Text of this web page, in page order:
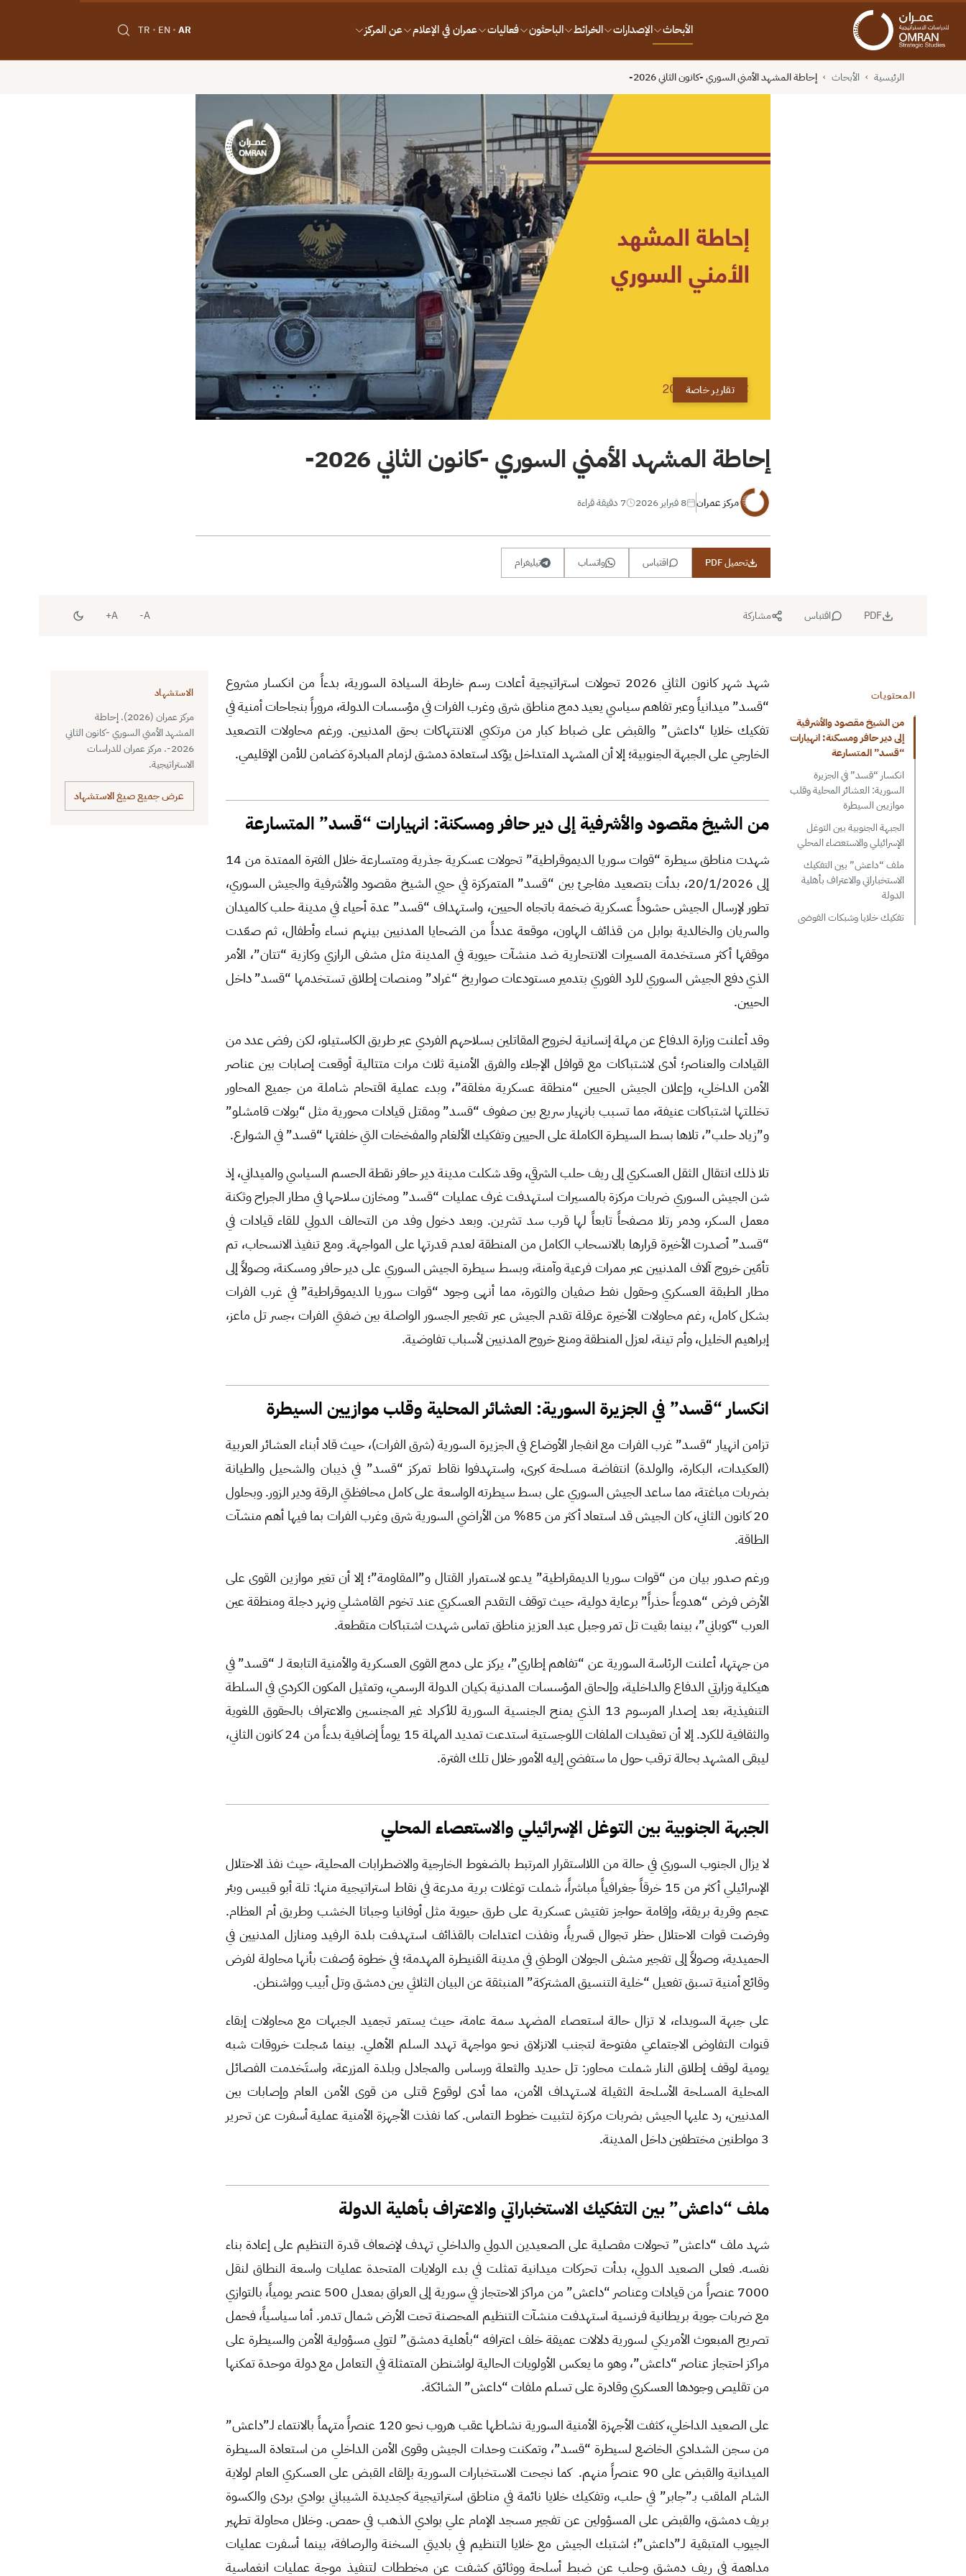
الأبحاث الإصدارات الخرائط الباحثون فعاليات عمران في الإعلام عن المركز AR
EN
TR
الرئيسية › الأبحاث › إحاطة المشهد الأمني السوري -كانون الثاني 2026-
تقارير خاصة
إحاطة المشهد الأمني السوري -كانون الثاني 2026-
مركز عمران 8 فبراير 2026 7 دقيقة قراءة
تحميل PDF اقتباس واتساب تيليغرام
PDF اقتباس مشاركة A-
A+
المحتويات
من الشيخ مقصود والأشرفية
إلى دير حافر ومسكنة: انهيارات
“قسد” المتسارعة
انكسار “قسد” في الجزيرة
السورية: العشائر المحلية وقلب
موازيين السيطرة
الجبهة الجنوبية بين التوغل
الإسرائيلي والاستعصاء المحلي
ملف “داعش” بين التفكيك
الاستخباراتي والاعتراف بأهلية
الدولة
تفكيك خلايا وشبكات الفوضى
شهد شهر كانون الثاني 2026 تحولات استراتيجية أعادت رسم خارطة السيادة السورية، بدءاً من انكسار مشروع
“قسد” ميدانياً وعبر تفاهم سياسي يعيد دمج مناطق شرق وغرب الفرات في مؤسسات الدولة، مروراً بنجاحات أمنية في
تفكيك خلايا “داعش” والقبض على ضباط كبار من مرتكبي الانتتهاكات بحق المدنيين. ورغم محاولات التصعيد
الخارجي على الجبهة الجنوبية؛ إلا أن المشهد المتداخل يؤكد استعادة دمشق لزمام المبادرة كضامن للأمن الإقليمي.
من الشيخ مقصود والأشرفية إلى دير حافر ومسكنة: انهيارات “قسد” المتسارعة
شهدت مناطق سيطرة “قوات سوريا الديموقراطية” تحولات عسكرية جذرية ومتسارعة خلال الفترة الممتدة من 14
إلى 20/1/2026، بدأت بتصعيد مفاجئ بين “قسد” المتمركزة في حيي الشيخ مقصود والأشرفية والجيش السوري،
تطور لإرسال الجيش حشوداً عسكرية ضخمة باتجاه الحيين، واستهداف “قسد” عدة أحياء في مدينة حلب كالميدان
والسريان والخالدية بوابل من قذائف الهاون، موقعة عدداً من الضحايا المدنيين بينهم نساء وأطفال، ثم صعّدت
موقفها أكثر مستخدمة المسيرات الانتحارية ضد منشآت حيوية في المدينة مثل مشفى الرازي وكازية “تتان”، الأمر
الذي دفع الجيش السوري للرد الفوري بتدمير مستودعات صواريخ “غراد” ومنصات إطلاق تستخدمها “قسد” داخل
الحيين.
وقد أعلنت وزارة الدفاع عن مهلة إنسانية لخروج المقاتلين بسلاحهم الفردي عبر طريق الكاستيلو، لكن رفض عدد من
القيادات والعناصر؛ أدى لاشتباكات مع قوافل الإجلاء والفرق الأمنية ثلاث مرات متتالية أوقعت إصابات بين عناصر
الأمن الداخلي، وإعلان الجيش الحيين “منطقة عسكرية مغلقة”، وبدء عملية اقتحام شاملة من جميع المحاور
تخللتها اشتباكات عنيفة، مما تسبب بانهيار سريع بين صفوف “قسد” ومقتل قيادات محورية مثل “بولات قامشلو”
و”زياد حلب”، تلاها بسط السيطرة الكاملة على الحيين وتفكيك الألغام والمفخخات التي خلفتها “قسد” في الشوارع.
تلا ذلك انتقال الثقل العسكري إلى ريف حلب الشرقي، وقد شكلت مدينة دير حافر نقطة الحسم السياسي والميداني، إذ
شن الجيش السوري ضربات مركزة بالمسيرات استهدفت غرف عمليات “قسد” ومخازن سلاحها في مطار الجراح وثكنة
معمل السكر، ودمر رتلا مصفحاً تابعاً لها قرب سد تشرين. وبعد دخول وفد من التحالف الدولي للقاء قيادات في
“قسد” أصدرت الأخيرة قرارها بالانسحاب الكامل من المنطقة لعدم قدرتها على المواجهة. ومع تنفيذ الانسحاب، تم
تأمّين خروج آلاف المدنيين عبر ممرات فرعية وآمنة، وبسط سيطرة الجيش السوري على دير حافر ومسكنة، وصولاً إلى
مطار الطبقة العسكري وحقول نفط صفيان والثورة، مما أنهى وجود “قوات سوريا الديموقراطية” في غرب الفرات
بشكل كامل، رغم محاولات الأخيرة عرقلة تقدم الجيش عبر تفجير الجسور الواصلة بين ضفتي الفرات ،جسر تل ماعز،
إبراهيم الخليل، وأم تينة، لعزل المنطقة ومنع خروج المدنيين لأسباب تفاوضية.
انكسار “قسد” في الجزيرة السورية: العشائر المحلية وقلب موازيين السيطرة
تزامن انهيار “قسد” غرب الفرات مع انفجار الأوضاع في الجزيرة السورية (شرق الفرات)، حيث قاد أبناء العشائر العربية
(العكيدات، البكارة، والولدة) انتفاضة مسلحة كبرى، واستهدفوا نقاط تمركز “قسد” في ذيبان والشحيل والطيانة
بضربات مباغتة، مما ساعد الجيش السوري على بسط سيطرته الواسعة على كامل محافظتي الرقة ودير الزور. وبحلول
20 كانون الثاني، كان الجيش قد استعاد أكثر من 85% من الأراضي السورية شرق وغرب الفرات بما فيها أهم منشآت
الطاقة.
ورغم صدور بيان من “قوات سوريا الديمقراطية” يدعو لاستمرار القتال و”المقاومة”؛ إلا أن تغير موازين القوى على
الأرض فرض “هدوءاً حذراً” برعاية دولية، حيث توقف التقدم العسكري عند تخوم القامشلي ونهر دجلة ومنطقة عين
العرب “كوباني”، بينما بقيت تل تمر وجبل عبد العزيز مناطق تماس شهدت اشتباكات متقطعة.
من جهتها، أعلنت الرئاسة السورية عن “تفاهم إطاري”، يركز على دمج القوى العسكرية والأمنية التابعة لـ “قسد” في
هيكلية وزارتي الدفاع والداخلية، وإلحاق المؤسسات المدنية بكيان الدولة الرسمي، وتمثيل المكون الكردي في السلطة
التنفيذية، بعد إصدار المرسوم 13 الذي يمنح الجنسية السورية للأكراد غير المجنسين والاعتراف بالحقوق اللغوية
والثقافية للكرد. إلا أن تعقيدات الملفات اللوجستية استدعت تمديد المهلة 15 يوماً إضافية بدءاً من 24 كانون الثاني،
ليبقى المشهد بحالة ترقب حول ما ستفضي إليه الأمور خلال تلك الفترة.
الجبهة الجنوبية بين التوغل الإسرائيلي والاستعصاء المحلي
لا يزال الجنوب السوري في حالة من اللااستقرار المرتبط بالضغوط الخارجية والاضطرابات المحلية، حيث نفذ الاحتلال
الإسرائيلي أكثر من 15 خرقاً جغرافياً مباشراً، شملت توغلات برية مدرعة في نقاط استراتيجية منها: تلة أبو قبيس وبئر
عجم وقرية بريقة، وإقامة حواجز تفتيش عسكرية على طرق حيوية مثل أوفانيا وجباتا الخشب وطريق أم العظام.
وفرضت قوات الاحتلال حظر تجوال قسرياً، ونفذت اعتداءات بالقذائف استهدفت بلدة الرفيد ومنازل المدنيين في
الحميدية، وصولاً إلى تفجير مشفى الجولان الوطني في مدينة القنيطرة المهدمة؛ في خطوة وُصفت بأنها محاولة لفرض
وقائع أمنية تسبق تفعيل “خلية التنسيق المشتركة” المنبثقة عن البيان الثلاثي بين دمشق وتل أبيب وواشنطن.
على جبهة السويداء، لا تزال حالة استعصاء المضهد سمة عامة، حيث يستمر تجميد الجبهات مع محاولات إبقاء
قنوات التفاوض الاجتماعي مفتوحة لتجنب الانزلاق نحو مواجهة تهدد السلم الأهلي. بينما سُجلت خروقات شبه
يومية لوقف إطلاق النار شملت محاور: تل حديد والثعلة ورساس والمجادل وبلدة المزرعة، واستَخدمت الفصائل
المحلية المسلحة الأسلحة الثقيلة لاستهداف الأمن، مما أدى لوقوع قتلى من قوى الأمن العام وإصابات بين
المدنيين، رد عليها الجيش بضربات مركزة لتثبيت خطوط التماس. كما نفذت الأجهزة الأمنية عملية أسفرت عن تحرير
3 مواطنين مختطفين داخل المدينة.
ملف “داعش” بين التفكيك الاستخباراتي والاعتراف بأهلية الدولة
شهد ملف “داعش” تحولات مفصلية على الصعيدين الدولي والداخلي تهدف لإضعاف قدرة التنظيم على إعادة بناء
نفسه. فعلى الصعيد الدولي، بدأت تحركات ميدانية تمثلت في بدء الولايات المتحدة عمليات واسعة النطاق لنقل
7000 عنصراً من قيادات وعناصر “داعش” من مراكز الاحتجاز في سورية إلى العراق بمعدل 500 عنصر يومياً، بالتوازي
مع ضربات جوية بريطانية فرنسية استهدفت منشآت التنظيم المحصنة تحت الأرض شمال تدمر. أما سياسياً، فحمل
تصريح المبعوث الأمريكي لسورية دلالات عميقة خلف اعترافه “بأهلية دمشق” لتولي مسؤولية الأمن والسيطرة على
مراكز احتجاز عناصر “داعش”، وهو ما يعكس الأولويات الحالية لواشنطن المتمثلة في التعامل مع دولة موحدة تمكنها
من تقليص وجودها العسكري وقادرة على تسلم ملفات “داعش” الشائكة.
على الصعيد الداخلي، كثفت الأجهزة الأمنية السورية نشاطها عقب هروب نحو 120 عنصراً متهماً بالانتماء لـ”داعش”
من سجن الشدادي الخاضع لسيطرة “قسد”، وتمكنت وحدات الجيش وقوى الأمن الداخلي من استعادة السيطرة
الميدانية والقبض على 90 عنصراً منهم. كما نجحت الاستخبارات السورية بإلقاء القبض على العسكري العام لولاية
الشام الملقب بـ”جابر” في حلب، وتفكيك خلايا نائمة في مناطق استراتيجية كجديدة الشيباني بوادي بردى والكسوة
بريف دمشق، والقبض على المسؤولين عن تفجير مسجد الإمام علي بوادي الذهب في حمص. وخلال محاولة تطهير
الجيوب المتبقية لـ”داعش”؛ اشتبك الجيش مع خلايا التنظيم في باديتي السخنة والرصافة، بينما أسفرت عمليات
مداهمة في ريف دمشق وحلب عن ضبط أسلحة ووثائق كشفت عن مخططات لتنفيذ موجة عمليات انغماسية
الاستشهاد
مركز عمران (2026). إحاطة
المشهد الأمني السوري -كانون الثاني
2026-. مركز عمران للدراسات
الاستراتيجية.
عرض جميع صيغ الاستشهاد